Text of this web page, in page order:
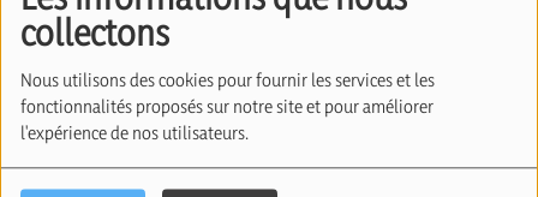
collectons
Nous utilisons des cookies pour fournir les services et les
fonctionnalités proposés sur notre site et pour améliorer
l'expérience de nos utilisateurs.
Vanderlinden
(11/11/2025)